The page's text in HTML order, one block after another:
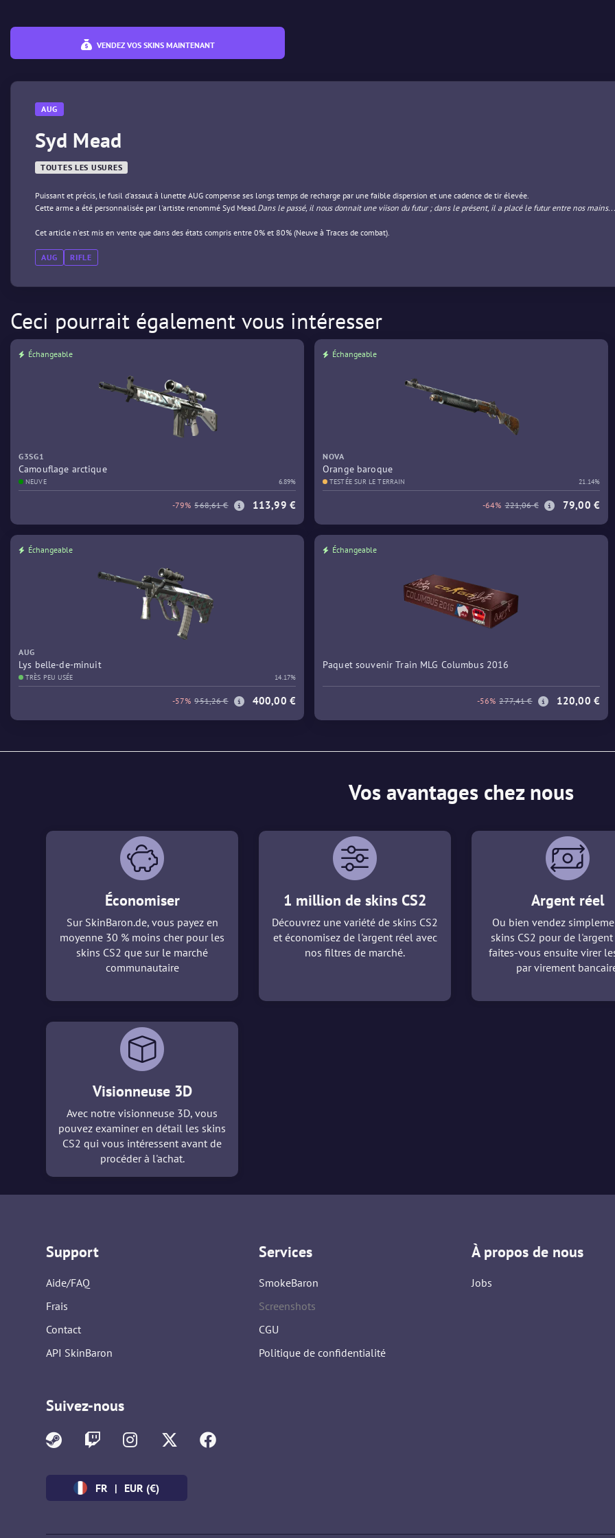
VENDEZ VOS SKINS MAINTENANT
AUG
Syd Mead
TOUTES LES USURES
Puissant et précis, le fusil d'assaut à lunette AUG compense ses longs temps de recharge par une faible dispersion et une cadence de tir élevée.
Cette arme a été personnalisée par l'artiste renommé Syd Mead.Dans le passé, il nous donnait une viison du futur ; dans le présent, il a placé le futur entre nos mains...
Cet article n'est mis en vente que dans des états compris entre 0% et 80% (Neuve à Traces de combat).
AUG RIFLE
Ceci pourrait également vous intéresser
Échangeable
G3SG1
Camouflage arctique
NEUVE 6.89%
-79% 568,61 € 113,99 €
Échangeable
NOVA
Orange baroque
TESTÉE SUR LE TERRAIN 21.14%
-64% 221,06 € 79,00 €
Échangeable
AUG
Lys belle-de-minuit
TRÈS PEU USÉE 14.17%
-57% 951,26 € 400,00 €
Échangeable
Paquet souvenir Train MLG Columbus 2016
-56% 277,41 € 120,00 €
Vos avantages chez nous
Économiser
Sur SkinBaron.de, vous payez en
moyenne 30 % moins cher pour les
skins CS2 que sur le marché
communautaire
1 million de skins CS2
Découvrez une variété de skins CS2
et économisez de l'argent réel avec
nos filtres de marché.
Argent réel
Ou bien vendez
skins CS2 pour de
faites-vous ensuite virer
par virement
Visionneuse 3D
Avec notre visionneuse 3D, vous
pouvez examiner en détail les skins
CS2 qui vous intéressent avant de
procéder à l'achat.
Support
Aide/FAQ
Frais
Contact
API SkinBaron
Services
SmokeBaron
Screenshots
CGU
Politique de confidentialité
À propos de nous
Jobs
Suivez-nous
FR | EUR (€)